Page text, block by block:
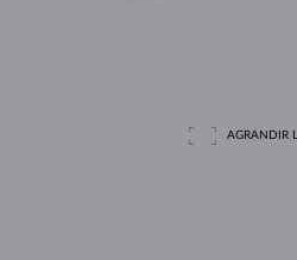
AGRANDIR